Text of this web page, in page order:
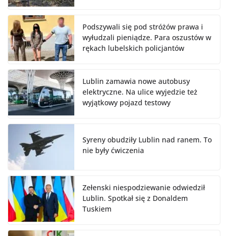
Podszywali się pod stróżów prawa i
wyłudzali pieniądze. Para oszustów w
rękach lubelskich policjantów
Lublin zamawia nowe autobusy
elektryczne. Na ulice wyjedzie też
wyjątkowy pojazd testowy
Syreny obudziły Lublin nad ranem. To
nie były ćwiczenia
Zełenski niespodziewanie odwiedził
Lublin. Spotkał się z Donaldem
Tuskiem